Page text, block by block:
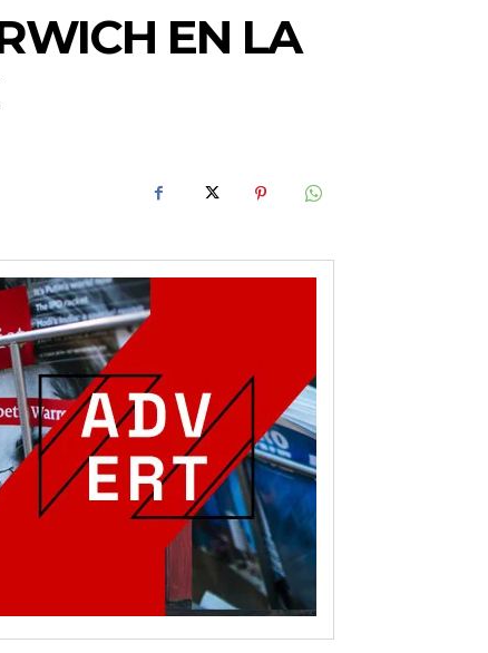
EN LA